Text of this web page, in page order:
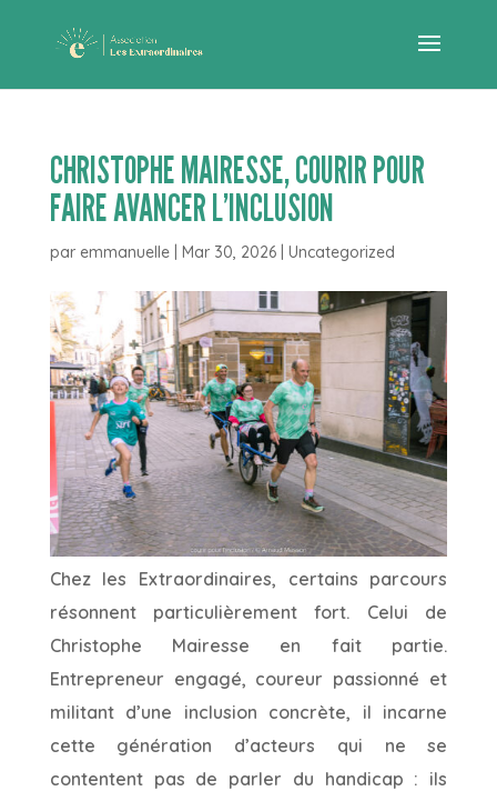
CHRISTOPHE MAIRESSE, COURIR POUR
FAIRE AVANCER L’INCLUSION
par emmanuelle| Mar 30, 2026| Uncategorized
Chez les Extraordinaires, certains parcours
résonnent particulièrement fort. Celui de
Christophe Mairesse en fait partie.
Entrepreneur engagé, coureur passionné et
militant d’une inclusion concrète, il incarne
cette génération d’acteurs qui ne se
contentent pas de parler du handicap : ils